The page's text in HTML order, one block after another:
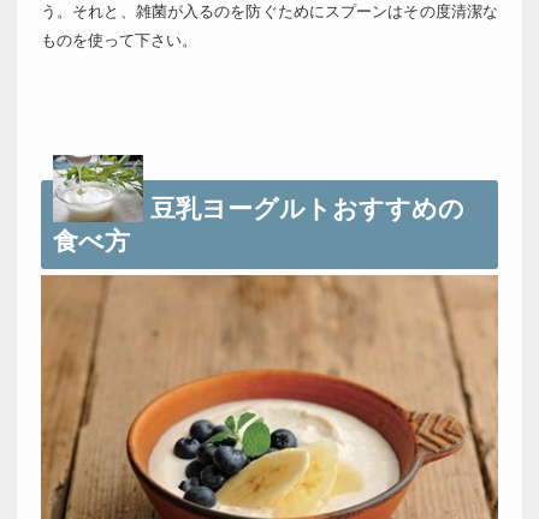
う。それと、雑菌が入るのを防ぐためにスプーンはその度清潔な
ものを使って下さい。
豆乳ヨーグルトおすすめの
食べ方